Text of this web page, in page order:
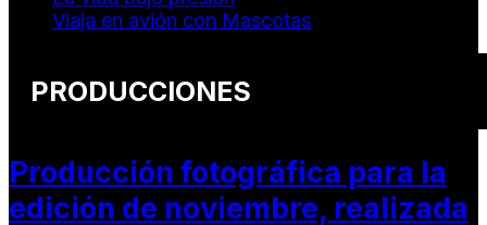
Viaja en avión con Mascotas
PRODUCCIONES
Producción fotográfica para la
edición de noviembre, realizada